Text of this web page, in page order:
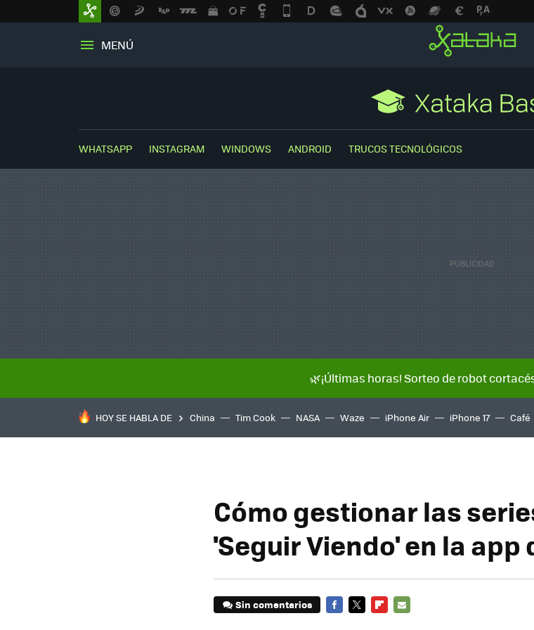
MENÚ
WHATSAPP INSTAGRAM WINDOWS ANDROID TRUCOS TECNOLÓGICOS
🌿¡Últimas horas! Sorteo de robot
HOY SE HABLA DE China Tim Cook NASA Waze iPhone Air iPhone 17 Café
Cómo gestionar las
'Seguir Viendo' en la app
Sin comentarios